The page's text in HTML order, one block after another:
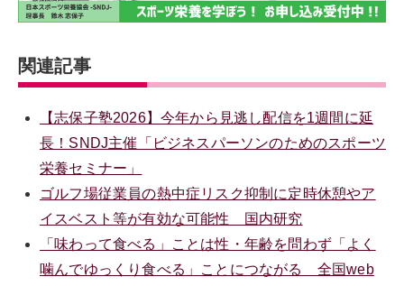
関連記事
【志保子塾2026】今年から見逃し配信を1週間に延
長！SNDJ主催「ビジネスパーソンのためのスポーツ
栄養セミナー」
ゴルフ場従業員の熱中症リスク抑制に定時休憩やア
イスベスト等が有効な可能性 国内研究
「味わって食べる」ことは性・年齢を問わず「よく
噛んでゆっくり食べる」ことにつながる 全国web